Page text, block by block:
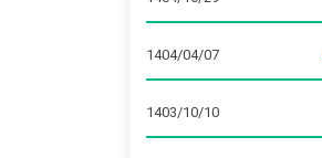
1404/04/07
1403/10/10